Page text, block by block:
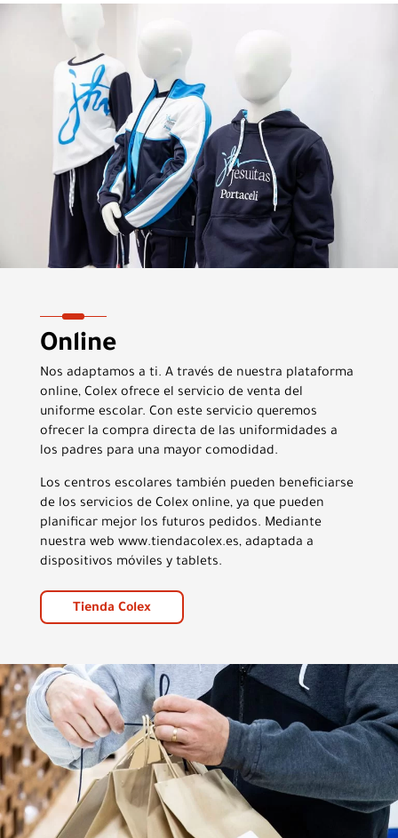
Online
Nos adaptamos a ti. A través de nuestra plataforma
online, Colex ofrece el servicio de venta del
uniforme escolar. Con este servicio queremos
ofrecer la compra directa de las uniformidades a
los padres para una mayor comodidad.
Los centros escolares también pueden beneficiarse
de los servicios de Colex online, ya que pueden
planificar mejor los futuros pedidos. Mediante
nuestra web www.tiendacolex.es, adaptada a
dispositivos móviles y tablets.
Tienda Colex